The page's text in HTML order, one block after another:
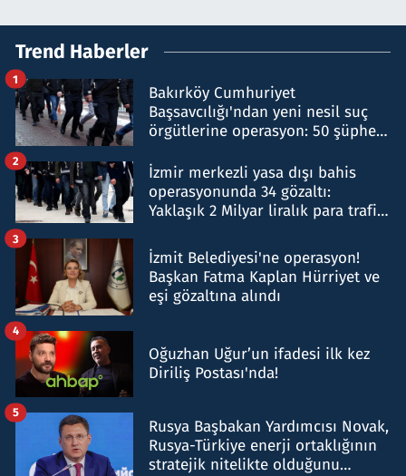
Trend Haberler
Bakırköy Cumhuriyet
Başsavcılığı'ndan yeni nesil suç
örgütlerine operasyon: 50 şüpheli
1
İzmir merkezli yasa dışı bahis
operasyonunda 34 gözaltı:
Yaklaşık 2 Milyar liralık para trafiği
2
İzmit Belediyesi'ne operasyon!
Başkan Fatma Kaplan Hürriyet ve
eşi gözaltına alındı
3
Oğuzhan Uğur’un ifadesi ilk kez
Diriliş Postası'nda!
4
Rusya Başbakan Yardımcısı Novak,
Rusya-Türkiye enerji ortaklığının
stratejik nitelikte olduğunu
5